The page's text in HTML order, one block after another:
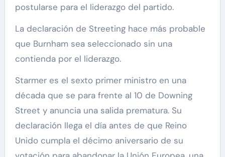
postularse para el liderazgo del partido.
La declaración de Streeting hace más probable
que Burnham sea seleccionado sin una
contienda por el liderazgo.
Starmer es el sexto primer ministro en una
década que se para frente al 10 de Downing
Street y anuncia una salida prematura. Su
declaración llega el día antes de que Reino
Unido cumpla el décimo aniversario de su